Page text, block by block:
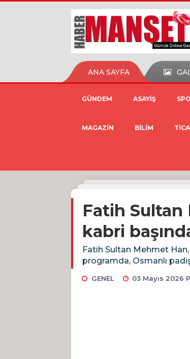
ANA SAYFA
GÜNDEM ASAYİŞ
MAGAZİN BİLİM
Fatih Sultan
kabri
Fatih Sultan Mehmet Han,
programda, Osmanlı
GENEL 03 Mayıs 2026